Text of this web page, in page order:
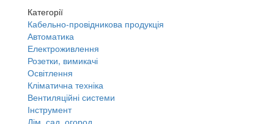
Категорії
Кабельно-провідникова продукція
Автоматика
Електроживлення
Розетки, вимикачі
Освітлення
Кліматична техніка
Вентиляційні системи
Інструмент
Дім, сад, огород